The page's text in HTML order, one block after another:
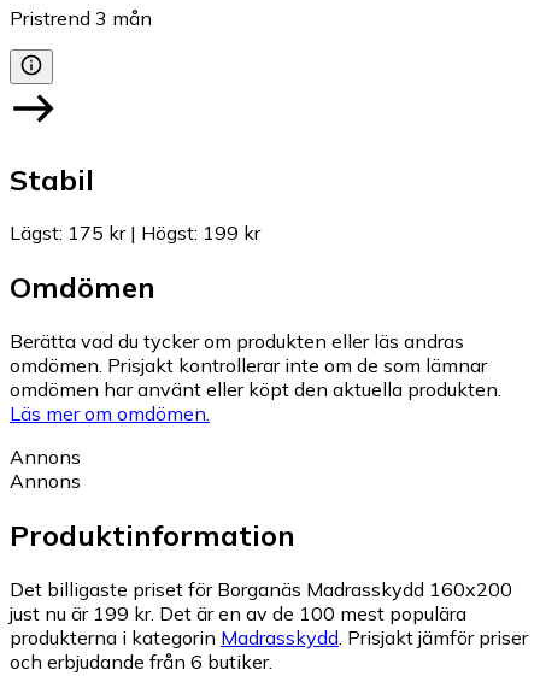
Pristrend 3 mån
Stabil
Lägst: 175 kr| Högst: 199 kr
Omdömen
Berätta vad du tycker om produkten eller läs andras
omdömen. Prisjakt kontrollerar inte om de som lämnar
omdömen har använt eller köpt den aktuella produkten.
Läs mer om omdömen.
Annons
Annons
Produktinformation
Det billigaste priset för Borganäs Madrasskydd 160x200
just nu är 199 kr. Det är en av de 100 mest populära
produkterna i kategorin Madrasskydd. Prisjakt jämför priser
och erbjudande från 6 butiker.